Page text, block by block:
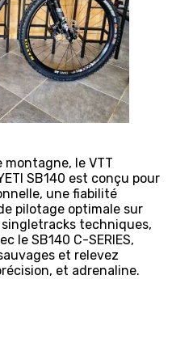
montagne, le VTT
SB140 est conçu pour
une fiabilité
pilotage optimale sur
techniques,
le SB140 C-SERIES,
et relevez
et adrenaline.